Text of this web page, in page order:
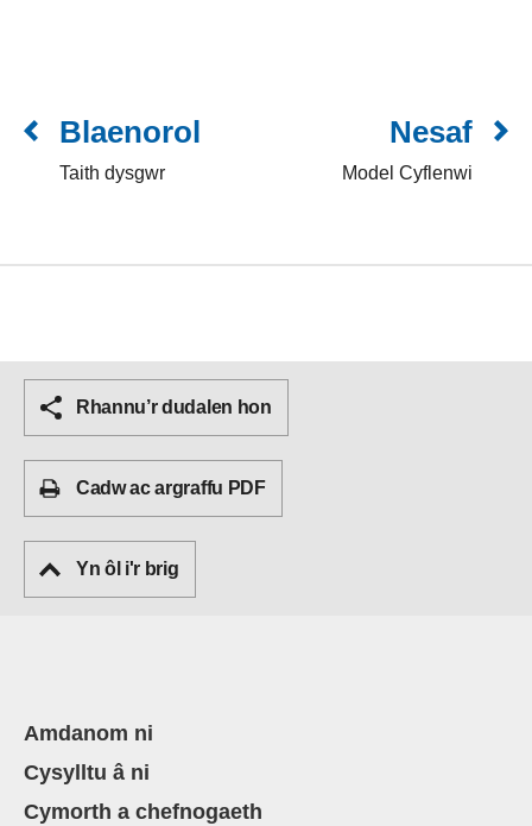
Blaenorol
Taith dysgwr
Nesaf
Model Cyflenwi
Rhannu’r dudalen hon
Cadw ac argraffu PDF
Yn ôl i'r brig
Amdanom ni
Cysylltu â ni
Cymorth a chefnogaeth